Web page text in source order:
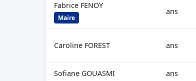
Fabrice FENOY
Maire
ans
Caroline FOREST ans
Sofiane GOUASMI ans